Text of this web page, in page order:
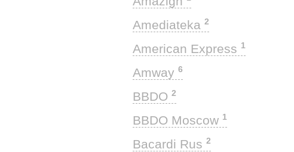
Amediateka 2
American Express 1
Amway 6
BBDO 2
BBDO Moscow 1
Bacardi Rus 2